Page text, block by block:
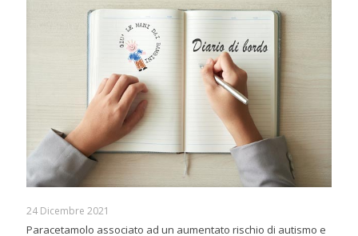
24 Dicembre 2021
Paracetamolo associato ad un aumentato rischio di autismo e